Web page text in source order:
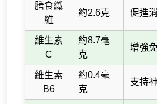
膳食纖
維
約2.6克 促進
維生素
C
約8.7毫
克
增強
維生素
B6
約0.4毫
克
支持